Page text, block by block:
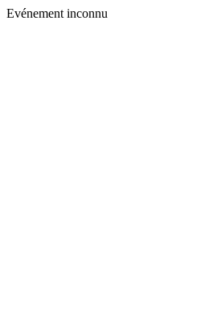
Evénement inconnu